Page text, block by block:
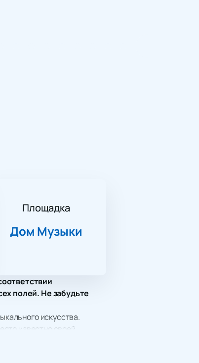
Площадка
Дом Музыки
полей. Не забудьте
искусства.
известно своей